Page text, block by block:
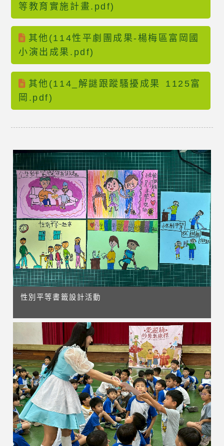
等教育實施計畫.pdf)
其他(114性平劇團成果-楊梅區富岡國
小演出成果.pdf)
其他(114_解謎跟蹤騷擾成果 1125富
岡.pdf)
性別平等書籤設計活動